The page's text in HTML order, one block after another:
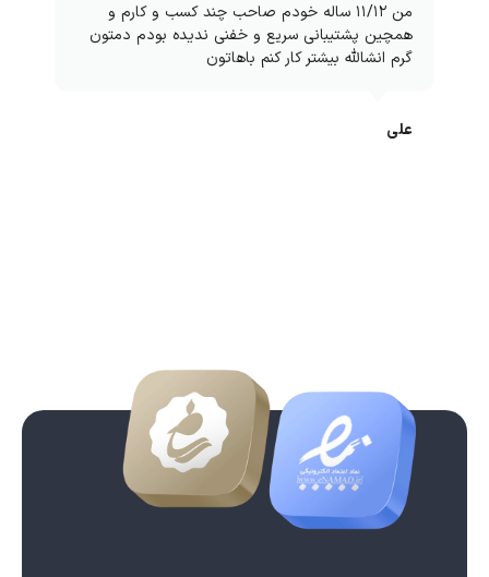
من ۱۱/۱۲ ساله خودم صاحب چند کسب و کارم و
همچین پشتیبانی سریع و خفنی ندیده بودم دمتون
گرم انشالله بیشتر کار کنم باهاتون
علی